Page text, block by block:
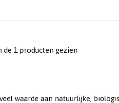
de 1 producten gezien
waarde aan natuurlijke,